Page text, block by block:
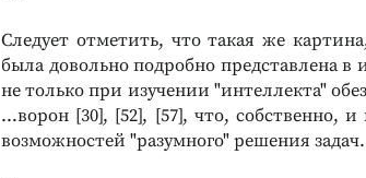
Следует отметить, что такая же
была довольно подробно представлена
не только при изучении "интеллекта"
…ворон [30], [52], [57], что, собственно,
возможностей "разумного" решения
Реклама